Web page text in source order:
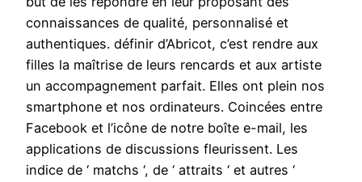
connaissances de qualité, personnalisé et
authentiques​. définir d’Abricot, c’est rendre aux
filles la maîtrise de leurs rencards et aux artiste
un accompagnement parfait. Elles ont plein nos
smartphone et nos ordinateurs. Coincées entre
Facebook et l’icône de notre boîte e-mail, les
applications de discussions fleurissent. Les
indice de ‘ matchs ‘, de ‘ attraits ‘ et autres ‘